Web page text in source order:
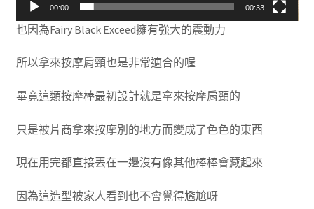
00:00 00:33
也因為Fairy Black Exceed擁有強大的震動力
所以拿來按摩肩頸也是非常適合的喔
畢竟這類按摩棒最初設計就是拿來按摩肩頸的
只是被片商拿來按摩別的地方而變成了色色的東西
現在用完都直接丟在一邊沒有像其他棒棒會藏起來
因為這造型被家人看到也不會覺得尷尬呀